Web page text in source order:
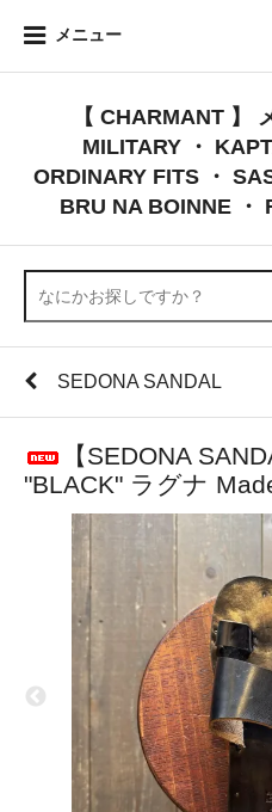
メニュー
【 CHARMANT 】
MILITARY ・
ORDINARY FITS ・
BRU NA BOINNE ・
SEDONA SANDAL
【SEDONA
"BLACK" ラグナ